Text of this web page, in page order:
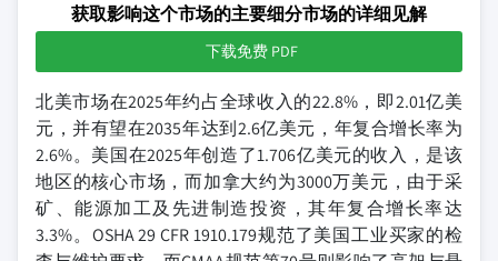
获取影响这个市场的主要细分市场的详细见解
下载免费 PDF
北美市场在2025年约占全球收入的22.8%，即2.01亿美
元，并有望在2035年达到2.6亿美元，年复合增长率为
2.6%。美国在2025年创造了1.706亿美元的收入，是该
地区的核心市场，而加拿大约为3000万美元，由于采
矿、能源加工及先进制造投资，其年复合增长率达
3.3%。OSHA 29 CFR 1910.179规范了美国工业买家的检